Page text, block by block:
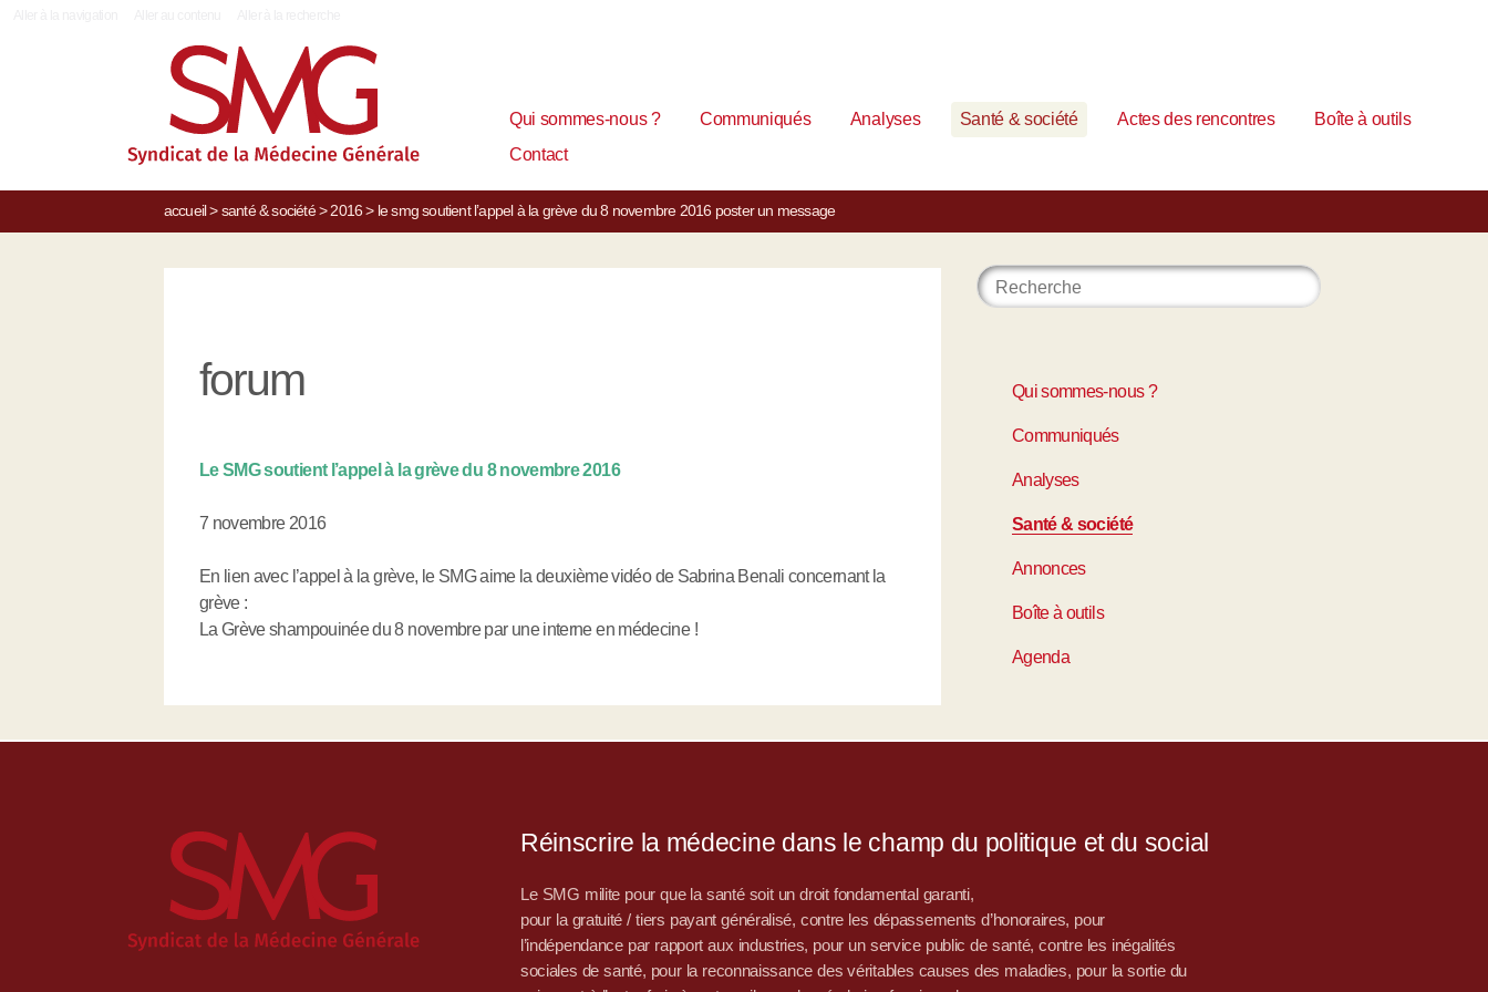
Qui sommes-nous ? Communiqués Analyses Santé & société Actes des rencontres
Boîte à outils
Contact
accueil> santé & société> 2016> le smg soutient l’appel à la grève du 8 novembre 2016 poster un message
forum
Le SMG soutient l’appel à la grève du 8 novembre 2016
7 novembre 2016
En lien avec l’appel à la grève, le SMG aime la deuxième vidéo de Sabrina Benali concernant la
grève :
La Grève shampouinée du 8 novembre par une interne en médecine !
Qui sommes-nous ?
Communiqués
Analyses
Santé & société
Annonces
Boîte à outils
Agenda
Réinscrire la médecine dans le champ du politique et du social
Le SMG milite pour que la santé soit un droit fondamental garanti,
pour la gratuité / tiers payant généralisé, contre les dépassements d’honoraires, pour
l’indépendance par rapport aux industries, pour un service public de santé, contre les inégalités
sociales de santé, pour la reconnaissance des véritables causes des maladies, pour la sortie du